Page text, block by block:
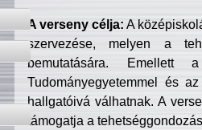
A verseny célja: A
szervezése, melyen a
bemutatására. Emellett
Tudományegyetemmel és
hallgatóivá válhatnak. A
támogatja a